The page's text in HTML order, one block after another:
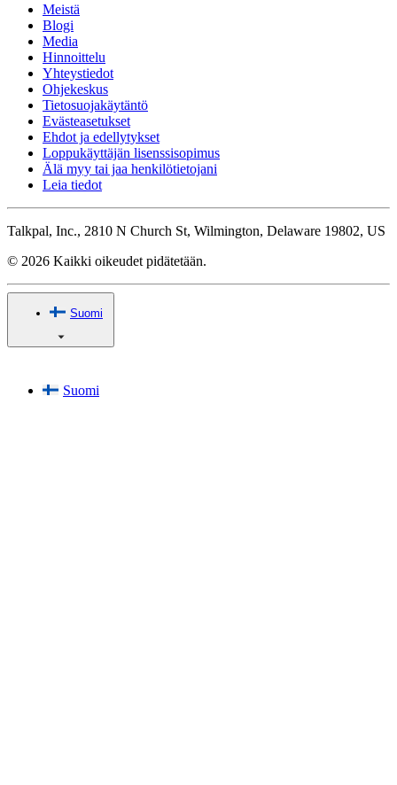
Meistä
Blogi
Media
Hinnoittelu
Yhteystiedot
Ohjekeskus
Tietosuojakäytäntö
Evästeasetukset
Ehdot ja edellytykset
Loppukäyttäjän lisenssisopimus
Älä myy tai jaa henkilötietojani
Leia tiedot
Talkpal, Inc., 2810 N Church St, Wilmington, Delaware 19802, US
© 2026 Kaikki oikeudet pidätetään.
Suomi
Suomi